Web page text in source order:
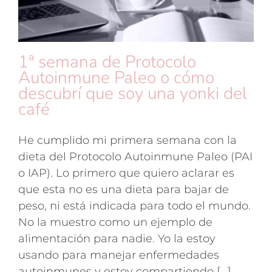
1ª semana de Protocolo
Autoinmune Paleo o cómo
descubrí que soy una yonki del
café
He cumplido mi primera semana con la
dieta del Protocolo Autoinmune Paleo (PAI
o IAP). Lo primero que quiero aclarar es
que esta no es una dieta para bajar de
peso, ni está indicada para todo el mundo.
No la muestro como un ejemplo de
alimentación para nadie. Yo la estoy
usando para manejar enfermedades